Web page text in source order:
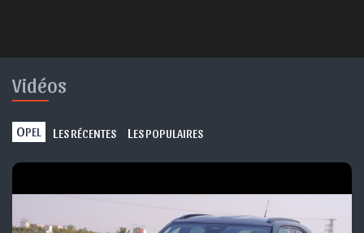
Vidéos
OPEL L ES RÉCENTES L ES POPULAIRES